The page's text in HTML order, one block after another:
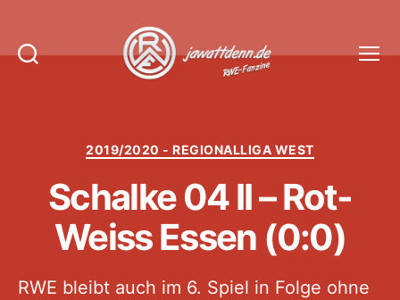
Kategorien
2019/2020 - REGIONALLIGA WEST
Schalke 04 II – Rot-
Weiss Essen (0:0)
RWE bleibt auch im 6. Spiel in Folge ohne